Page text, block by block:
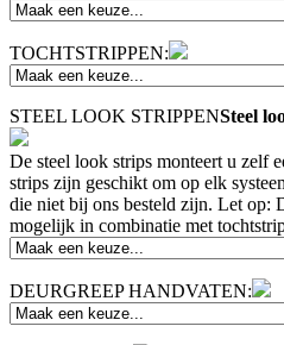
TOCHTSTRIPPEN:
STEEL LOOK STRIPPENSteel
De steel look strips monteert u zelf
strips zijn geschikt om op elk
die niet bij ons besteld zijn. Let op:
mogelijk in combinatie met
DEURGREEP HANDVATEN: